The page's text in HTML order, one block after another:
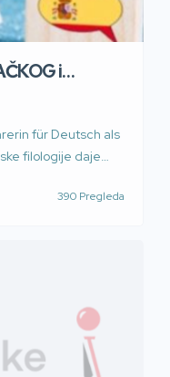
i
für Deutsch als
filologije daje
za
390 Pregleda